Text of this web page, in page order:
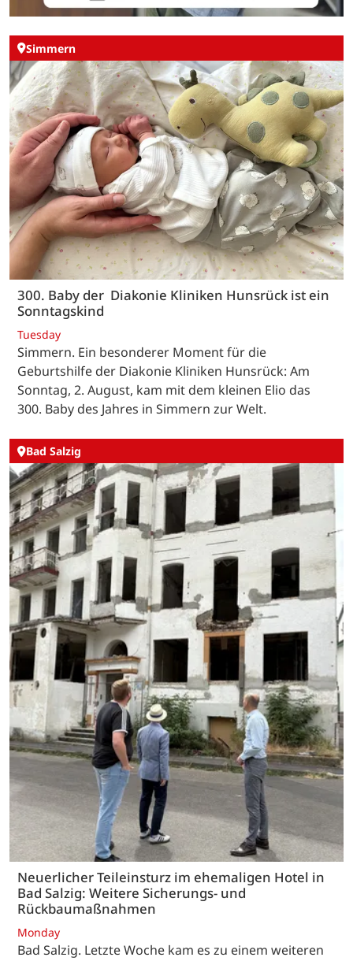
Simmern
300. Baby der Diakonie Kliniken Hunsrück ist ein
Sonntagskind
Tuesday
Simmern. Ein besonderer Moment für die
Geburtshilfe der Diakonie Kliniken Hunsrück: Am
Sonntag, 2. August, kam mit dem kleinen Elio das
300. Baby des Jahres in Simmern zur Welt.
Bad Salzig
Neuerlicher Teileinsturz im ehemaligen Hotel in
Bad Salzig: Weitere Sicherungs- und
Rückbaumaßnahmen
Monday
Bad Salzig. Letzte Woche kam es zu einem weiteren